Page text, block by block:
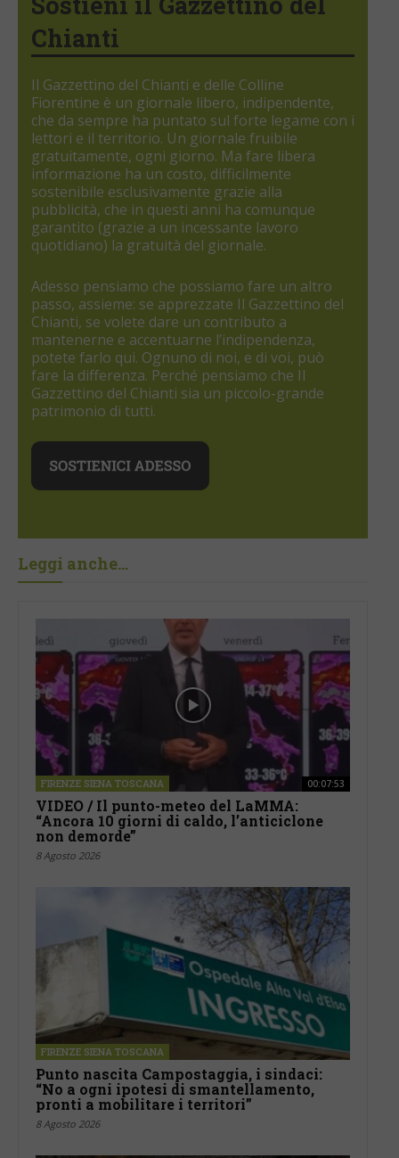
Chianti
Il Gazzettino del Chianti e delle Colline
Fiorentine è un giornale libero, indipendente,
che da sempre ha puntato sul forte legame con i
lettori e il territorio. Un giornale fruibile
gratuitamente, ogni giorno. Ma fare libera
informazione ha un costo, difficilmente
sostenibile esclusivamente grazie alla
pubblicità, che in questi anni ha comunque
garantito (grazie a un incessante lavoro
quotidiano) la gratuità del giornale.
Adesso pensiamo che possiamo fare un altro
passo, assieme: se apprezzate Il Gazzettino del
Chianti, se volete dare un contributo a
mantenerne e accentuarne l’indipendenza,
potete farlo qui. Ognuno di noi, e di voi, può
fare la differenza. Perché pensiamo che Il
Gazzettino del Chianti sia un piccolo-grande
patrimonio di tutti.
Leggi anche...
FIRENZE SIENA TOSCANA 00:07:53
VIDEO / Il punto-meteo del LaMMA:
“Ancora 10 giorni di caldo, l’anticiclone
non demorde”
8 Agosto 2026
FIRENZE SIENA TOSCANA
Punto nascita Campostaggia, i sindaci:
“No a ogni ipotesi di smantellamento,
pronti a mobilitare i territori”
8 Agosto 2026